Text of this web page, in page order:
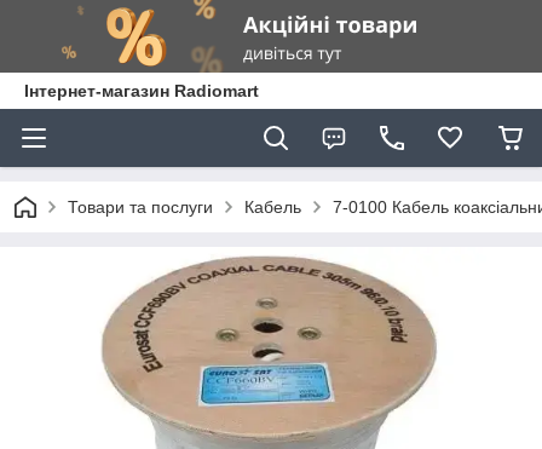
Інтернет-магазин Radiomart
Товари та послуги Кабель 7-0100 Кабель